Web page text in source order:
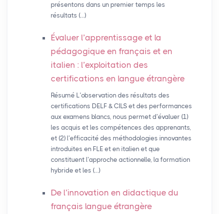
présentons dans un premier temps les
résultats (…)
Évaluer l’apprentissage et la
pédagogique en français et en
italien : l’exploitation des
certifications en langue étrangère
Résumé L’observation des résultats des
certifications DELF & CILS et des performances
aux examens blancs, nous permet d’évaluer (1)
les acquis et les compétences des apprenants,
et (2) l’efficacité des méthodologies innovantes
introduites en FLE et en italien et que
constituent l’approche actionnelle, la formation
hybride et les (…)
De l’innovation en didactique du
français langue étrangère